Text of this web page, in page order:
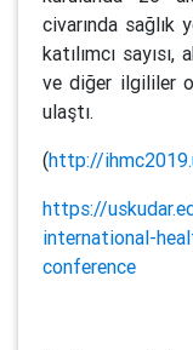
civarında sağlık
katılımcı
ve diğer ilgililer
ulaştı.
(http://
https://
international-
conference